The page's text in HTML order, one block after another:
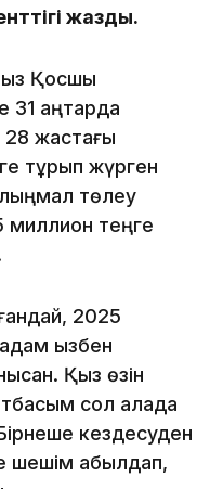
жазды.
Қосшы
31 қаңтарда
28 жастағы
тұрып жүрген
төлеу
миллион теңге
2025
қызбен
Қыз өзін
сол қалада
кездесуден
шешім қабылдап,